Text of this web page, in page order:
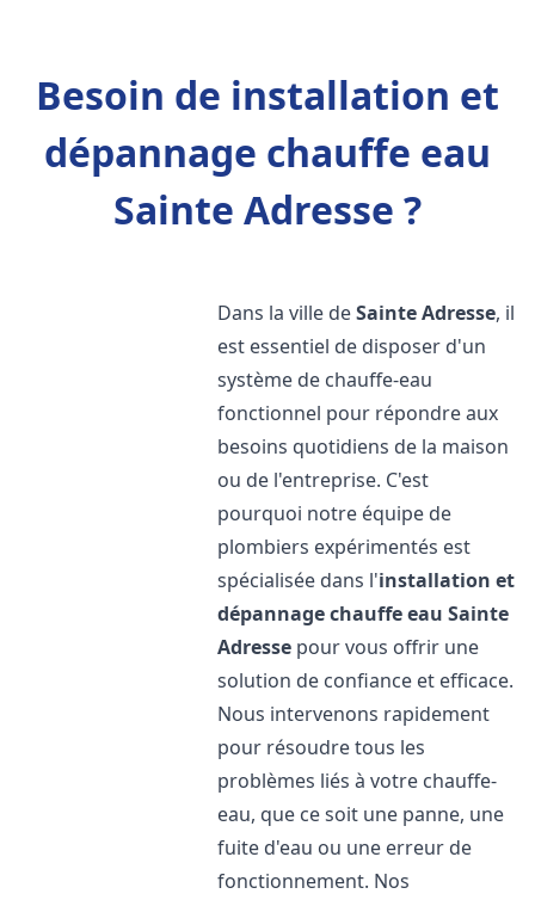
Besoin de installation et
dépannage chauffe eau
Sainte Adresse ?
Dans la ville deSainte Adresse, il
est essentiel de disposer d'un
système de chauffe-eau
fonctionnel pour répondre aux
besoins quotidiens de la maison
ou de l'entreprise. C'est
pourquoi notre équipe de
plombiers expérimentés est
spécialisée dans l'installation et
dépannage chauffe eau Sainte
Adresse pour vous offrir une
solution de confiance et efficace.
Nous intervenons rapidement
pour résoudre tous les
problèmes liés à votre chauffe-
eau, que ce soit une panne, une
fuite d'eau ou une erreur de
fonctionnement. Nos